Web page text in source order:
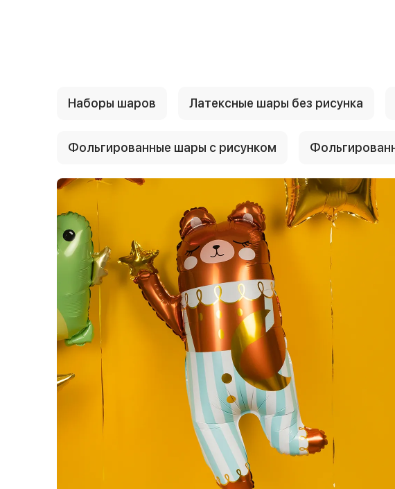
Наборы шаров Латексные шары без рисунка
Фольгированные шары с рисунком